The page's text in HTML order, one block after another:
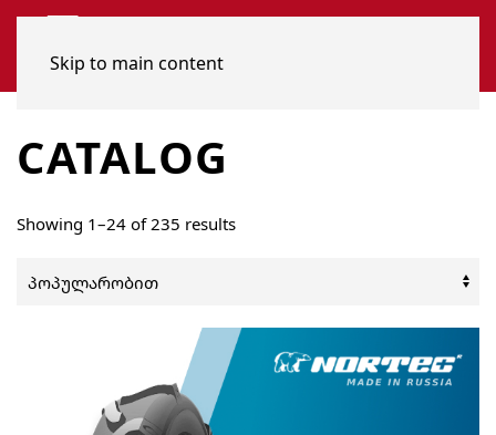
Skip to main content
CATALOG
Showing 1–24 of 235 resultsSorted